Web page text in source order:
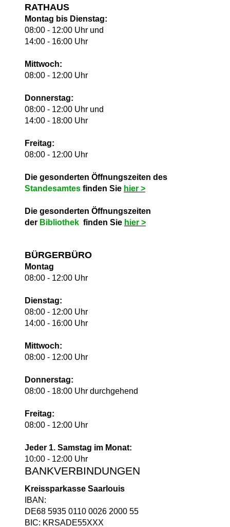
RATHAUS
Montag bis Dienstag:
08:00 - 12:00 Uhr und
14:00 - 16:00 Uhr
Mittwoch:
08:00 - 12:00 Uhr
Donnerstag:
08:00 - 12:00 Uhr und
14:00 - 18:00 Uhr
Freitag:
08:00 - 12:00 Uhr
Die gesonderten Öffnungszeiten des
Standesamtes finden Sie hier >
Die gesonderten Öffnungszeiten
der Bibliothek finden Sie hier >
BÜRGERBÜRO
Montag
08:00 - 12:00 Uhr
Dienstag:
08:00 - 12:00 Uhr
14:00 - 16:00 Uhr
Mittwoch:
08:00 - 12:00 Uhr
Donnerstag:
08:00 - 18:00 Uhr durchgehend
Freitag:
08:00 - 12:00 Uhr
Jeder 1. Samstag im Monat:
10:00 - 12:00 Uhr
BANKVERBINDUNGEN
Kreissparkasse Saarlouis
IBAN:
DE68 5935 0110 0026 2000 55
BIC: KRSADE55XXX